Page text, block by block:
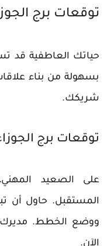
توقعات برج
حياتك العاطفية قد
بسهولة من بناء
شريكك.
توقعات برج
على الصعيد
المستقبل. حاول أن
ووضع الخطط.
الآن.